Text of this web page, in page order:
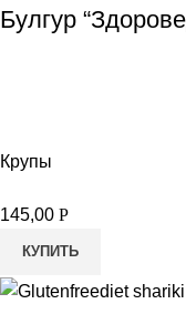
Булгур
Крупы
145,00 Р
КУПИТЬ